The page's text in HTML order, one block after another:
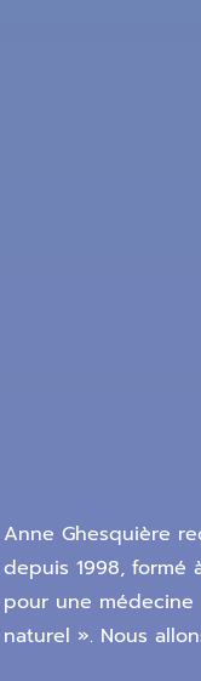
Anne Ghesquière
depuis 1998,
pour une médecine
naturel ». Nous